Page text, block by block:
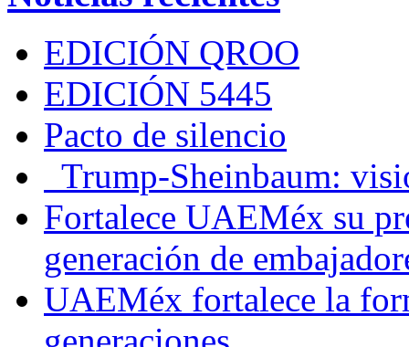
EDICIÓN QROO
EDICIÓN 5445
Pacto de silencio
Trump-Sheinbaum:
Fortalece UAEMéx su
generación de
UAEMéx fortalece la